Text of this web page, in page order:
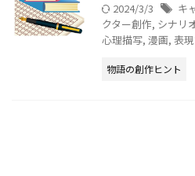
2024/3/3 キ
クター創作, シナリ
心理描写, 漫画, 表
物語の創作ヒント